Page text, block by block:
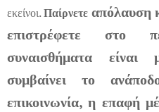
εκείνοι.Παίρνετε απόλαυση
επιστρέφετε στο
συναισθήματα είναι
συμβαίνει το
επικοινωνία, η επαφή